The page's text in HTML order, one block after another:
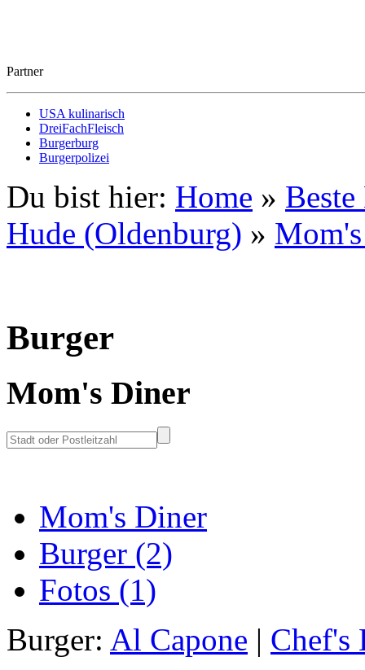
Partner
USA kulinarisch
DreiFachFleisch
Burgerburg
Burgerpolizei
Du bist hier: Home »
Hude (Oldenburg) »
Burger
Mom's Diner
Mom's Diner
Burger (2)
Fotos (1)
Burger: Al Capone | Chef's